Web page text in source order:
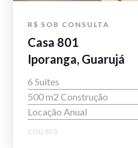
R$ SOB CONSULTA
Casa 801
Iporanga, Guarujá
6 Suítes
500 m2 Construção
Locação Anual
COD.801